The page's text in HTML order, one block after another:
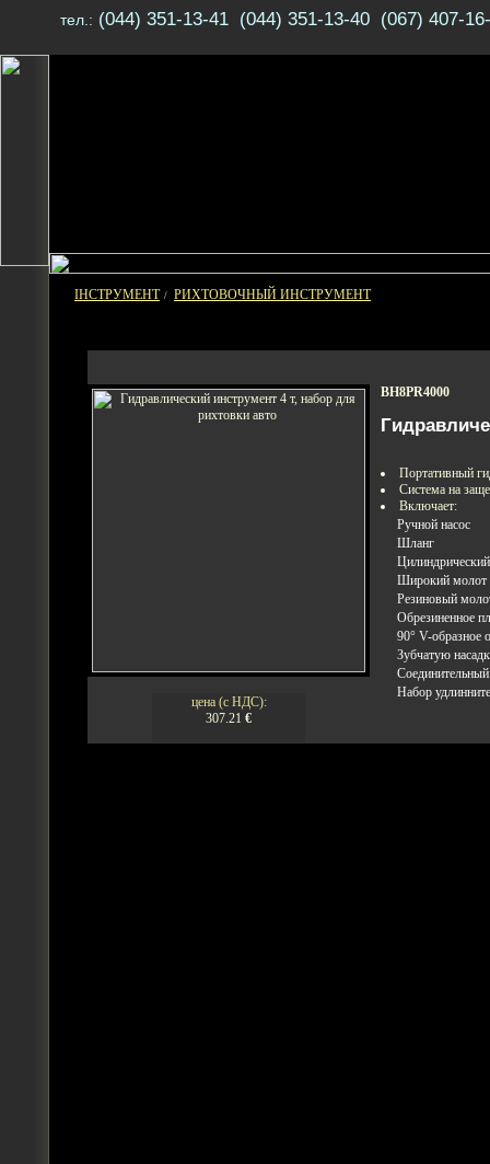
тел.: (044) 351-13-41 (044) 351-13-40 (067) 407-
ІНСТРУМЕНТ / РИХТОВОЧНЫЙ ИНСТРУМЕНТ
цена (с НДС):
307.21 €
BH8PR4000
Портативный
Система на
Включает:
Ручной насос
Шланг
Широкий молот
Резиновый
Обрезиненное
90° V-образное
Зубчатую
Набор